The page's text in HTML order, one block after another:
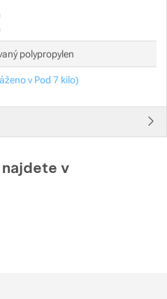
polypropylen
v Pod 7 kilo)
v